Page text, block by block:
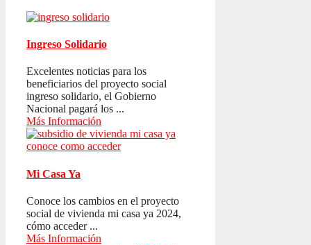
Ingreso Solidario
Excelentes noticias para los
beneficiarios del proyecto social
ingreso solidario, el Gobierno
Nacional pagará los ...
Más Información
Mi Casa Ya
Conoce los cambios en el proyecto
social de vivienda mi casa ya 2024,
cómo acceder ...
Más Información